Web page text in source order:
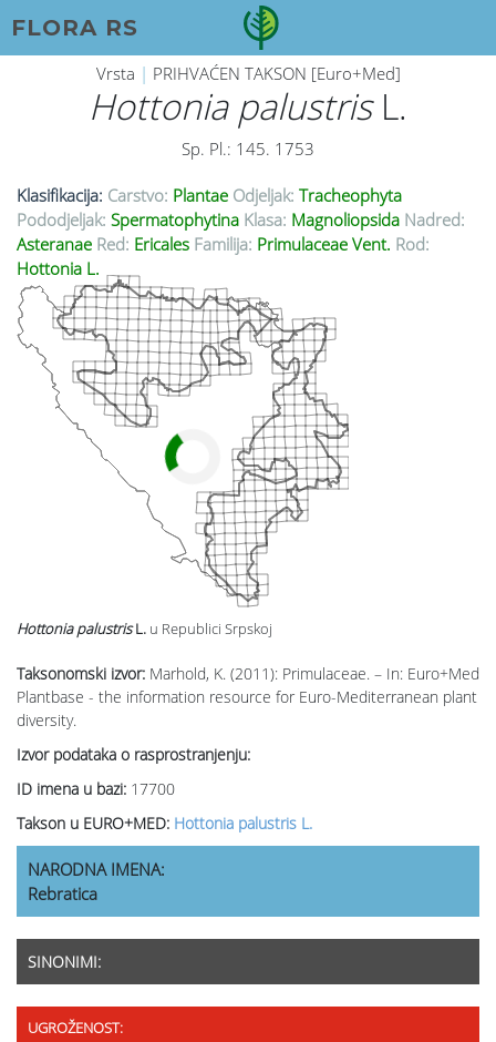
FLORA RS
Vrsta | PRIHVAĆEN TAKSON [Euro+Med]
Hottonia palustrisL.
Sp. Pl.: 145. 1753
Klasifikacija: Carstvo: Plantae Odjeljak: Tracheophyta
Pododjeljak: Spermatophytina Klasa: Magnoliopsida Nadred:
Asteranae Red: Ericales Familija: Primulaceae Vent. Rod:
Hottonia L.
Taksonomski izvor: Marhold, K. (2011): Primulaceae. – In: Euro+Med
Plantbase - the information resource for Euro-Mediterranean plant
diversity.
Izvor podataka o rasprostranjenju:
ID imena u bazi: 17700
Takson u EURO+MED: Hottonia palustris L.
Hottonia palustrisL. u Republici Srpskoj
NARODNA IMENA:
Rebratica
SINONIMI:
UGROŽENOST: